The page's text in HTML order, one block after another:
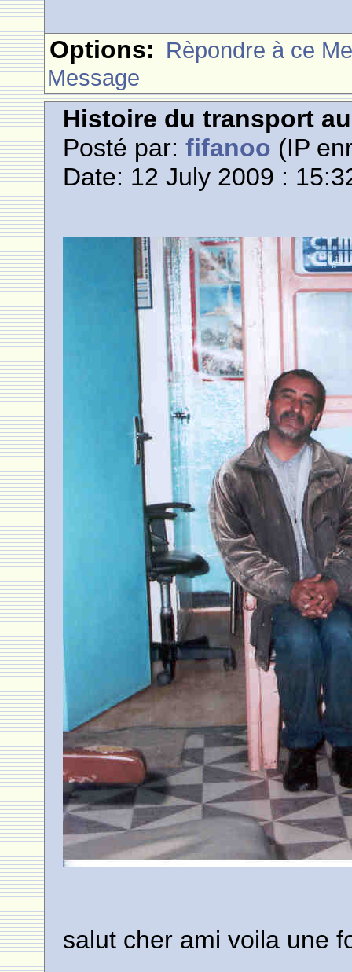
Options: Rèpondre à ce
Message
Histoire du transport
Posté par:fifanoo (IP
Date: 12 July 2009 :
salut cher ami voila une